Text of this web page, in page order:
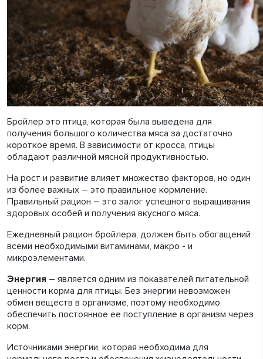
Бройлер это птица, которая была выведена для
получения большого количества мяса за достаточно
короткое время. В зависимости от кросса, птицы
обладают различной мясной продуктивностью.
На рост и развитие влияет множество факторов, но один
из более важных – это правильное кормление.
Правильный рацион – это залог успешного выращивания
здоровых особей и получения вкусного мяса.
Ежедневный рацион бройлера, должен быть обогащений
всеми необходимыми витаминами, макро - и
микроэлементами.
Энергия – является одним из показателей питательной
ценности корма для птицы. Без энергии невозможен
обмен веществ в организме, поэтому необходимо
обеспечить постоянное ее поступление в организм через
корм.
Источниками энергии, которая необходима для